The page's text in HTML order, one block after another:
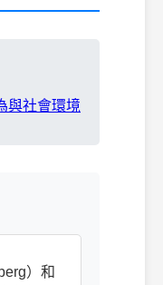
與社會環境
）和